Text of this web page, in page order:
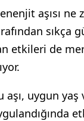
aşısı ne
sıkça
etkileri de
aşı, uygun yaş